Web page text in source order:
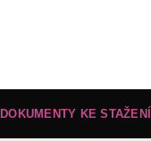
DOKUMENTY KE STAŽENÍ